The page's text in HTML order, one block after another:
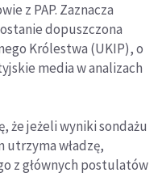
z PAP. Zaznacza
dopuszczona
Królestwa (UKIP), o
media w analizach
że jeżeli wyniki sondażu
utrzyma władzę,
z głównych postulatów